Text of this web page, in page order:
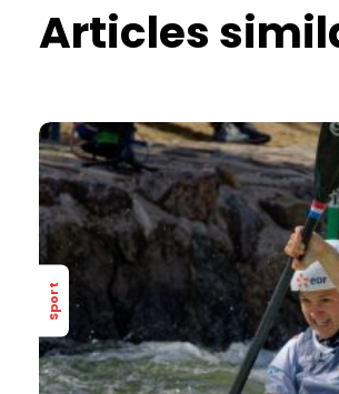
Articles
Sport